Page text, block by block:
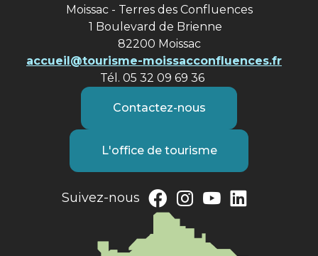
Moissac - Terres des Confluences
1 Boulevard de Brienne
82200 Moissac
accueil@tourisme-moissacconfluences.fr
Tél. 05 32 09 69 36
Contactez-nous
L'office de tourisme
Suivez-nous